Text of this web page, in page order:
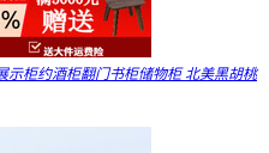
示柜约酒柜翻门书柜储物柜 北美黑胡桃